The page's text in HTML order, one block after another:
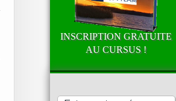
INSCRIPTION GRATUITE
AU CURSUS !